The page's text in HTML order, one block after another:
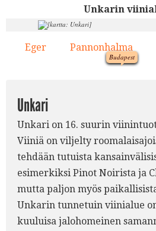
Unkarin
Budapest
4.
Eger Pannonhalma
Unkari
Unkari on 16. suurin
Viiniä on viljelty
tehdään tutuista
esimerkiksi Pinot Noirista ja
mutta paljon myös
Unkarin tunnetuin viinialue
kuuluisa jalohomeinen